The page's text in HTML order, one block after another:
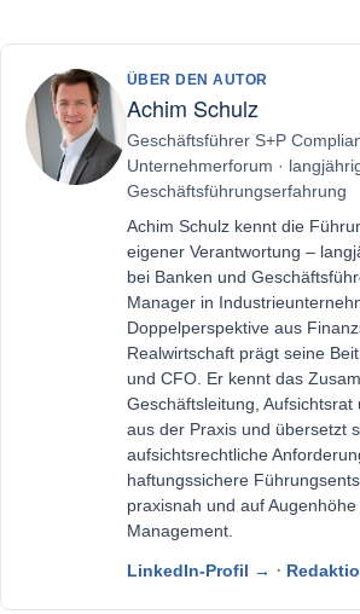
ÜBER DEN AUTOR
Achim Schulz
Geschäftsführer S+P
Unternehmerforum ·
Geschäftsführungserfahrung
Achim Schulz kennt die
eigener Verantwortung –
bei Banken und
Manager in
Doppelperspektive aus
Realwirtschaft prägt seine
und CFO. Er kennt das
Geschäftsleitung, Aufsichtsrat
aus der Praxis und übersetzt
aufsichtsrechtliche
haftungssichere
praxisnah und auf
Management.
LinkedIn-Profil → ·